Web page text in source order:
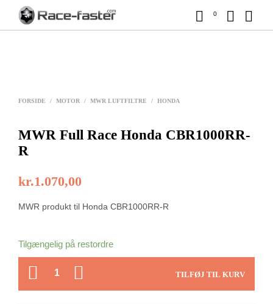
0
FORSIDE / MOTOR / MWR LUFTFILTRE / HONDA
MWR Full Race Honda CBR1000RR-
R
kr.1.070,00
MWR produkt til Honda CBR1000RR-R
Tilgængelig på restordre
ANTAL
TILFØJ TIL KURV